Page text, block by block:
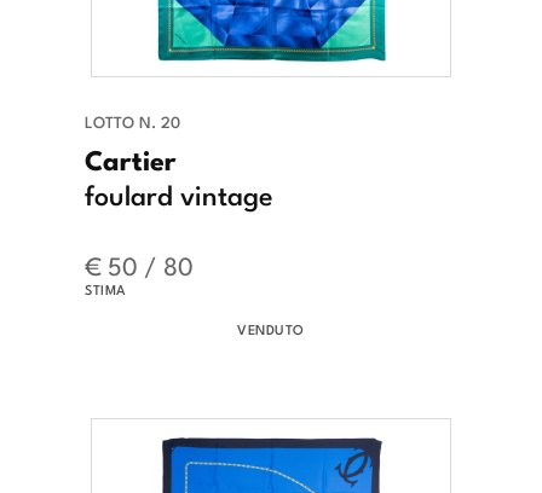
LOTTO N. 20
Cartier
foulard vintage
€ 50 / 80
STIMA
VENDUTO